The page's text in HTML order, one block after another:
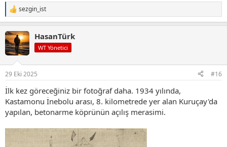
T
e
k
i
l
:
sezgin_ist
HasanTürk
WT Yönetici
29 Eki 2025 #16
İlk kez göreceğiniz bir fotoğraf daha. 1934 yılında,
Kastamonu İnebolu arası, 8. kilometrede yer alan Kuruçay'da
yapılan, betonarme köprünün açılış merasimi.